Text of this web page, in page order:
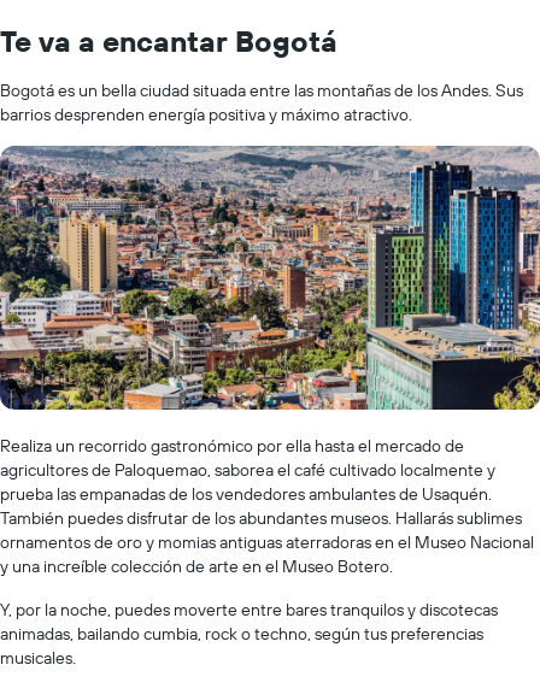
Te va a encantar Bogotá
Bogotá es un bella ciudad situada entre las montañas de los Andes. Sus
barrios desprenden energía positiva y máximo atractivo.
Realiza un recorrido gastronómico por ella hasta el mercado de
agricultores de Paloquemao, saborea el café cultivado localmente y
prueba las empanadas de los vendedores ambulantes de Usaquén.
También puedes disfrutar de los abundantes museos. Hallarás sublimes
ornamentos de oro y momias antiguas aterradoras en el Museo Nacional
y una increíble colección de arte en el Museo Botero.
Y, por la noche, puedes moverte entre bares tranquilos y discotecas
animadas, bailando cumbia, rock o techno, según tus preferencias
musicales.